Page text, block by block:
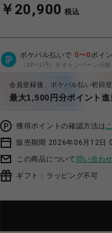
￥20,900 税込
ポケパル払いで 0〜0ポイ
（1P=1円）※キャンペーン分除
会員登録後、ポケパル払い初回
最大1,500円分ポイント進
獲得ポイントの確認方法は
販売期間 2026年06月12日
この商品について 問い合わ
ギフト：ラッピング不可